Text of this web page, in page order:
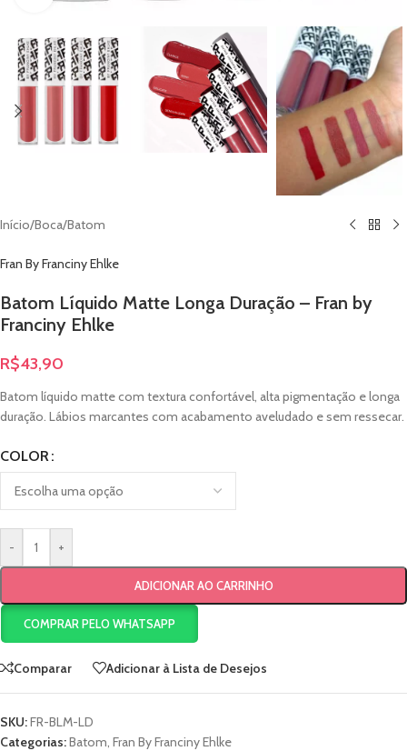
Início/Boca/Batom
Fran By Franciny Ehlke
Batom Líquido Matte Longa Duração – Fran by
Franciny Ehlke
R$43,90
Batom líquido matte com textura confortável, alta pigmentação e longa
duração. Lábios marcantes com acabamento aveludado e sem ressecar.
COLOR
- +
ADICIONAR AO CARRINHO
COMPRAR PELO WHATSAPP
Comparar Adicionar à Lista de Desejos
SKU:FR-BLM-LD
Categorias:Batom, Fran By Franciny Ehlke